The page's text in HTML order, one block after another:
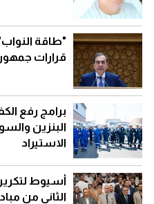
قرارات
برامج رفع
البنزين
الاستيراد
أسيوط لتكرير
الثانى من